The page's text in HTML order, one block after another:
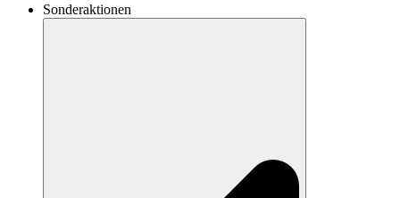
Sonderaktionen